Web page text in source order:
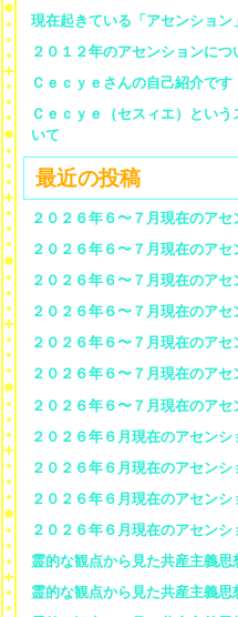
現在起きている「アセンション
２０１２年のアセンションにつ
Ｃｅｃｙｅさんの自己紹介です
Ｃｅｃｙｅ（セスィエ）とい
いて
最近の投稿
２０２６年６〜７月現在のア
２０２６年６〜７月現在のア
２０２６年６〜７月現在のア
２０２６年６〜７月現在のア
２０２６年６〜７月現在のア
２０２６年６〜７月現在のア
２０２６年６〜７月現在のア
２０２６年６月現在のアセン
２０２６年６月現在のアセン
２０２６年６月現在のアセン
２０２６年６月現在のアセン
霊的な観点から見た共産主義
霊的な観点から見た共産主義